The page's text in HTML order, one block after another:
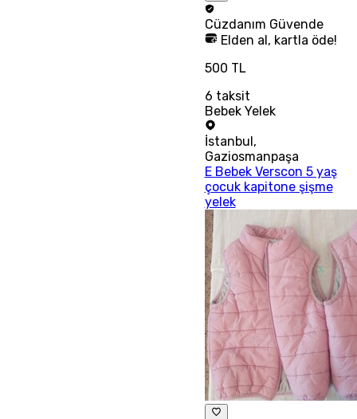
Cüzdanım Güvende
Elden al, kartla öde!
500 TL
6 taksit
Bebek Yelek
İstanbul ,
Gaziosmanpaşa
E Bebek Verscon 5 yaş
çocuk kapitone şişme
yelek